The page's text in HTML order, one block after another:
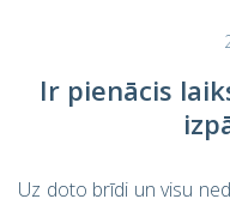
Ir pienācis
Uz doto brīdi un visu